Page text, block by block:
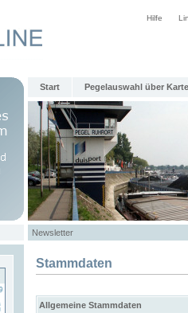
Hilfe
Start Pegelauswahl über Karte
Newsletter
Stammdaten
Allgemeine Stammdaten